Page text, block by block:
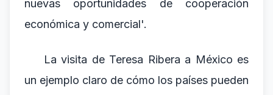
nuevas oportunidades de cooperación
económica y comercial'.
La visita de Teresa Ribera a México es
un ejemplo claro de cómo los países pueden